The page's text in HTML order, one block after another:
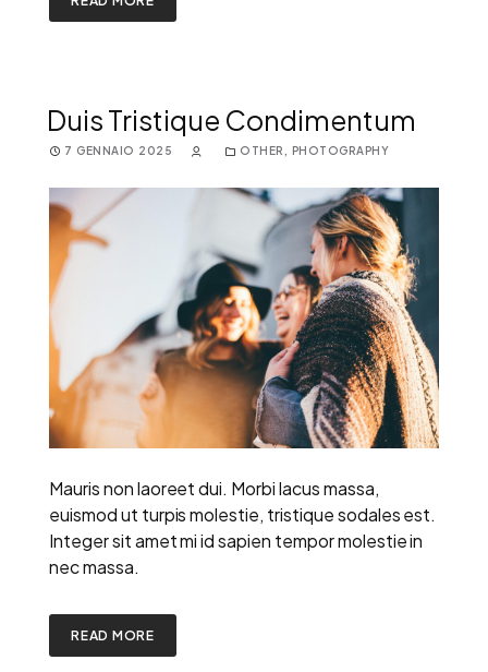
Duis Tristique Condimentum
7 GENNAIO 2025 OTHER PHOTOGRAPHY
Mauris non laoreet dui. Morbi lacus massa,
euismod ut turpis molestie, tristique sodales est.
Integer sit amet mi id sapien tempor molestie in
nec massa.
READ MORE